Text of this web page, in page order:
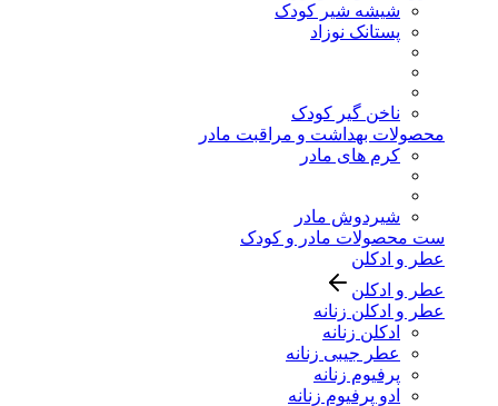
شیشه شیر کودک
پستانک نوزاد
ناخن گیر کودک
محصولات بهداشت و مراقبت مادر
کرم های مادر
شیردوش مادر
ست محصولات مادر و کودک
عطر و ادکلن
عطر و ادکلن
عطر و ادکلن زنانه
ادکلن زنانه
عطر جیبی زنانه
پرفیوم زنانه
ادو پرفیوم زنانه